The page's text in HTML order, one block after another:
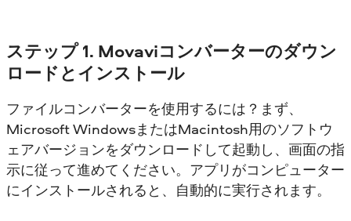
ステップ 1. Movaviコンバーターのダウン
ロードとインストール
ファイルコンバーターを使用するには？まず、
Microsoft WindowsまたはMacintosh用のソフトウ
ェアバージョンをダウンロードして起動し、画面の指
示に従って進めてください。アプリがコンピューター
にインストールされると、自動的に実行されます。